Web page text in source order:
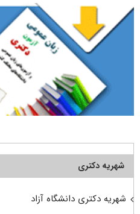
شهریه دکتری
شهریه دکتری دانشگاه آزاد